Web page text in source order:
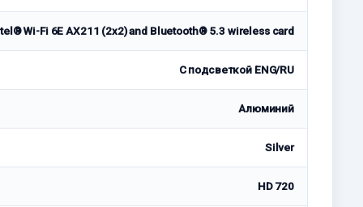
Wi-Fi 6E AX211 (2x2) and Bluetooth® 5.3 wireless card
С подсветкой ENG/RU
Алюминий
Silver
HD 720